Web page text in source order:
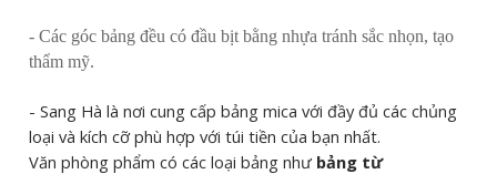
- Các góc bảng đều có đầu bịt bằng nhựa tránh sắc nhọn, tạo
thẩm mỹ.
- Sang Hà là nơi cung cấp bảng mica với đầy đủ các chủng
loại và kích cỡ phù hợp với túi tiền của bạn nhất.
Văn phòng phẩm có các loại bảng như bảng từ